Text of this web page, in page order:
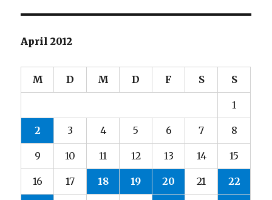
April 2012
M D M D F S S
1
2 3 4 5 6 7 8
9 10 11 12 13 14 15
16 17 18 19 20 21 22